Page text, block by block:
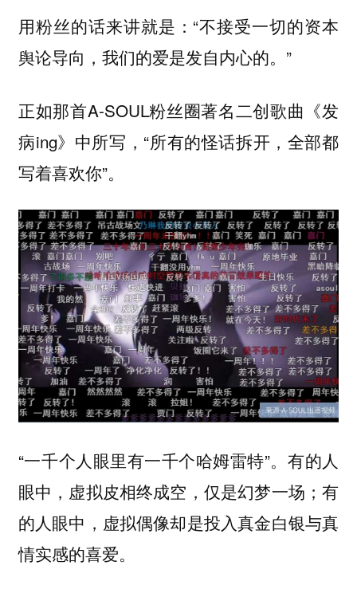
用粉丝的话来讲就是：“不接受一切的资本
舆论导向，我们的爱是发自内心的。”
正如那首A-SOUL粉丝圈著名二创歌曲《发
病ing》中所写，“所有的怪话拆开，全部都
写着喜欢你”。
“一千个人眼里有一千个哈姆雷特”。有的人
眼中，虚拟皮相终成空，仅是幻梦一场；有
的人眼中，虚拟偶像却是投入真金白银与真
情实感的喜爱。